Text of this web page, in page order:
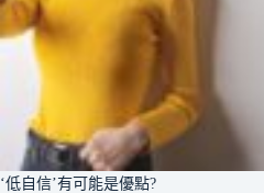
‘低自信’有可能是優點?